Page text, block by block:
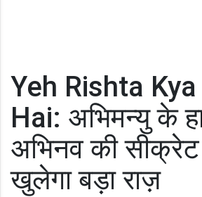
Yeh Rishta
Hai: अभिमन्यु के
अभिनव की सीक्रेट
खुलेगा बड़ा राज़